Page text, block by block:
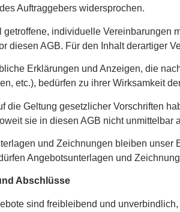
Auftraggebers widersprochen.
getroffene, individuelle Vereinbarungen
diesen AGB. Für den Inhalt derartiger
Erklärungen und Anzeigen, die
etc.), bedürfen zu ihrer Wirksamkeit
die Geltung gesetzlicher Vorschriften
sie in diesen AGB nicht
und Zeichnungen bleiben unser
Angebotsunterlagen und
Abschlüsse
sind freibleibend und